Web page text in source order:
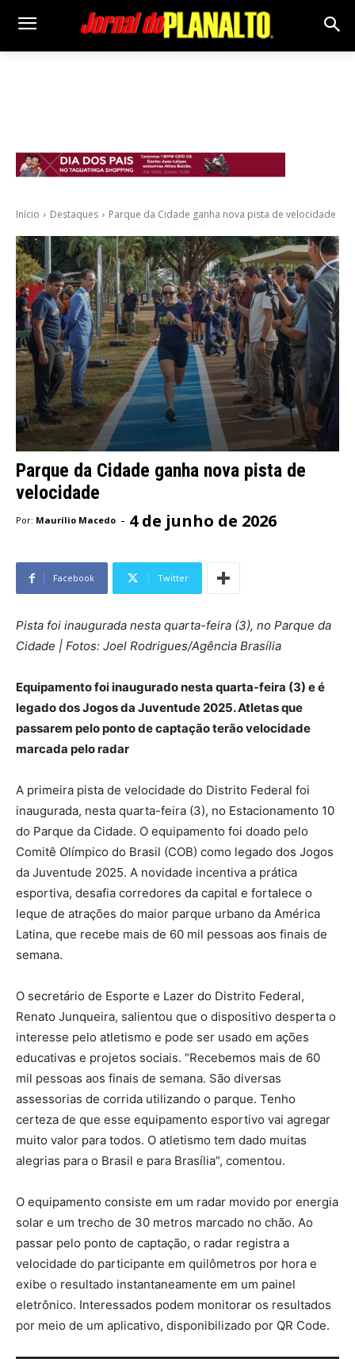
Início Destaques Parque da Cidade ganha nova pista de velocidade
Parque da Cidade ganha nova pista de
velocidade
Por: Maurílio Macedo - 4 de junho de 2026
Facebook Twitter
Pista foi inaugurada nesta quarta-feira (3), no Parque da
Cidade | Fotos: Joel Rodrigues/Agência Brasília
Equipamento foi inaugurado nesta quarta-feira (3) e é
legado dos Jogos da Juventude 2025. Atletas que
passarem pelo ponto de captação terão velocidade
marcada pelo radar
A primeira pista de velocidade do Distrito Federal foi
inaugurada, nesta quarta-feira (3), no Estacionamento 10
do Parque da Cidade. O equipamento foi doado pelo
Comitê Olímpico do Brasil (COB) como legado dos Jogos
da Juventude 2025. A novidade incentiva a prática
esportiva, desafia corredores da capital e fortalece o
leque de atrações do maior parque urbano da América
Latina, que recebe mais de 60 mil pessoas aos finais de
semana.
O secretário de Esporte e Lazer do Distrito Federal,
Renato Junqueira, salientou que o dispositivo desperta o
interesse pelo atletismo e pode ser usado em ações
educativas e projetos sociais. “Recebemos mais de 60
mil pessoas aos finais de semana. São diversas
assessorias de corrida utilizando o parque. Tenho
certeza de que esse equipamento esportivo vai agregar
muito valor para todos. O atletismo tem dado muitas
alegrias para o Brasil e para Brasília”, comentou.
O equipamento consiste em um radar movido por energia
solar e um trecho de 30 metros marcado no chão. Ao
passar pelo ponto de captação, o radar registra a
velocidade do participante em quilômetros por hora e
exibe o resultado instantaneamente em um painel
eletrônico. Interessados podem monitorar os resultados
por meio de um aplicativo, disponibilizado por QR Code.